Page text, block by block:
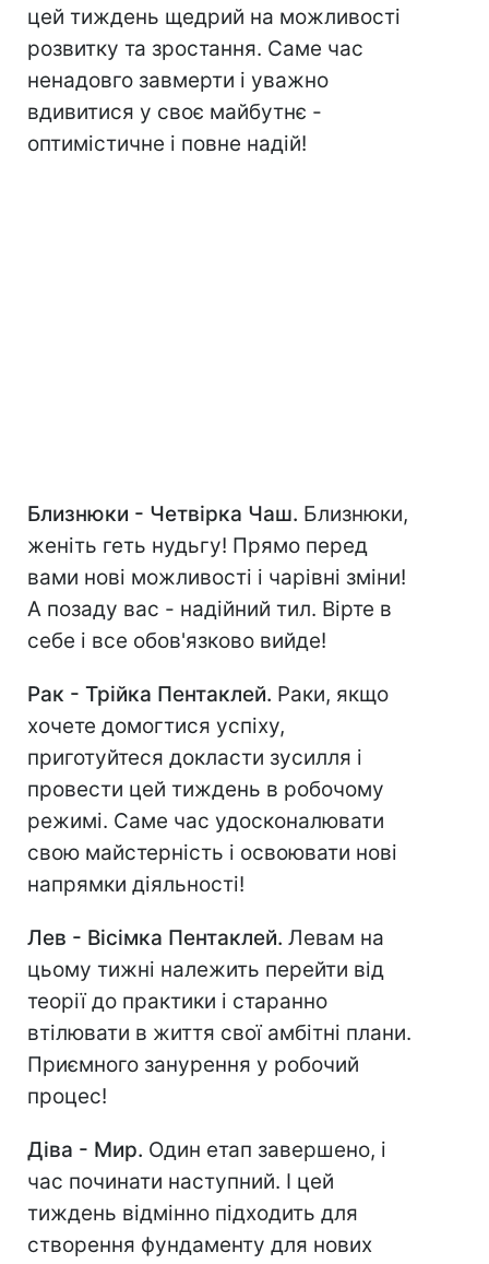
цей тиждень щедрий на можливості
розвитку та зростання. Саме час
ненадовго завмерти і уважно
вдивитися у своє майбутнє -
оптимістичне і повне надій!
Близнюки - Четвірка Чаш. Близнюки,
женіть геть нудьгу! Прямо перед
вами нові можливості і чарівні зміни!
А позаду вас - надійний тил. Вірте в
себе і все обов'язково вийде!
Рак - Трійка Пентаклей. Раки, якщо
хочете домогтися успіху,
приготуйтеся докласти зусилля і
провести цей тиждень в робочому
режимі. Саме час удосконалювати
свою майстерність і освоювати нові
напрямки діяльності!
Лев - Вісімка Пентаклей. Левам на
цьому тижні належить перейти від
теорії до практики і старанно
втілювати в життя свої амбітні плани.
Приємного занурення у робочий
процес!
Діва - Мир. Один етап завершено, і
час починати наступний. І цей
тиждень відмінно підходить для
створення фундаменту для нових